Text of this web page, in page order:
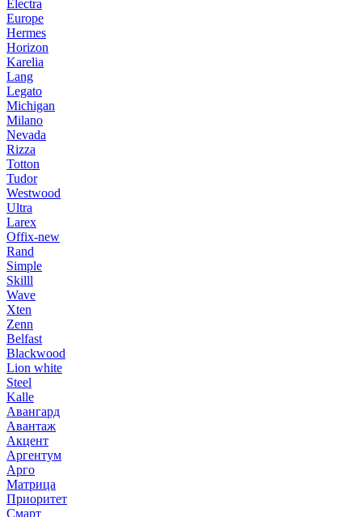
Electra
Europe
Hermes
Horizon
Karelia
Lang
Legato
Michigan
Milano
Nevada
Rizza
Totton
Tudor
Westwood
Ultra
Larex
Offix-new
Rand
Simple
Skilll
Wave
Xten
Zenn
Belfast
Blackwood
Lion white
Steel
Kalle
Авангард
Авантаж
Акцент
Аргентум
Арго
Матрица
Приоритет
Смарт